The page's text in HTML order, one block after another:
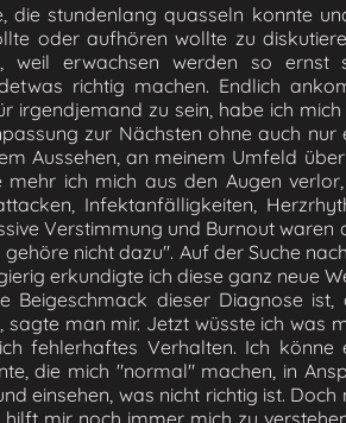
die stundenlang quasseln konnte
oder aufhören wollte zu
weil erwachsen werden so ernst
richtig machen. Endlich
irgendjemand zu sein, habe ich
zur Nächsten ohne auch nur
Aussehen, an meinem Umfeld
ich mich aus den Augen
Infektanfälligkeiten,
Verstimmung und Burnout waren
nicht dazu". Auf der Suche
erkundigte ich diese ganz neue
Beigeschmack dieser Diagnose
man mir. Jetzt wüsste ich was
fehlerhaftes Verhalten. Ich könne
die mich "normal" machen, in
einsehen, was nicht richtig ist.
mir noch immer mich zu